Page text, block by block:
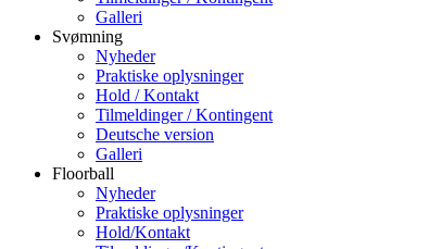
Galleri
Svømning
Nyheder
Praktiske oplysninger
Hold / Kontakt
Tilmeldinger / Kontingent
Deutsche version
Galleri
Floorball
Nyheder
Praktiske oplysninger
Hold/Kontakt